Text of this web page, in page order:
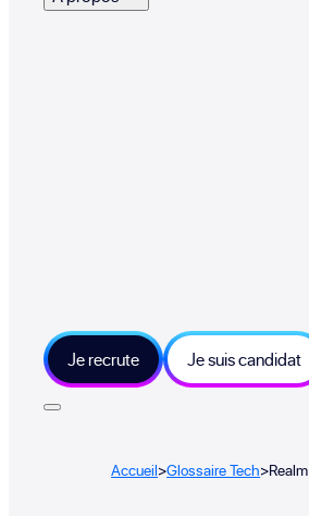
Je recrute Je suis candidat
Accueil>Glossaire Tech>Realm